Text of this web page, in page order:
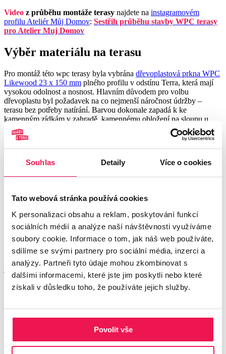
Souhlas Detaily Více o cookies
Tato webová stránka používá cookies
K personalizaci obsahu a reklam, poskytování funkcí
sociálních médií a analýze naší návštěvnosti využíváme
soubory cookie. Informace o tom, jak náš web používáte,
sdílíme se svými partnery pro sociální média, inzerci a
analýzy. Partneři tyto údaje mohou zkombinovat s
dalšími informacemi, které jste jim poskytli nebo které
získali v důsledku toho, že používáte jejich služby.
Povolit vše
Video z průběhu montáže terasy najdete na instagramovém
profilu Ateliér Můj Domov: Sestřih průběhu stavby WPC terasy
pro Atelier Muj Domov
Výběr materiálu na terasu
Pro montáž této wpc terasy byla vybrána dřevoplastová prkna WPC
Likewood 23 x 150 mm plného profilu v odstínu Terra, která mají
vysokou odolnost a nosnost. Hlavním důvodem pro volbu
dřevoplastu byl požadavek na co nejmenší náročnost údržby –
terasu bez potřeby natírání. Barvou dokonale zapadá k ke
kamenným zídkám v zahradě, kamennému obložení na sloupu u
domu i ratanovému nábytku, květináčům a košům, které si zákazník
plánoval na terasu umístit. Plný profil pak zajistitl i vysokou nosnost
Příprava podkladu – štěrkové lože
Plochu s podkladem pro budoucí terasu bylo tedy potřeba zvětšit a v
nové části upravit pro stavbu terasy. Zákazník si nechal připravit v
části, kde byl původně trávník, štěrkové lože, na které jsme pak
mohli novou dřevoplastovou terasu postavit. Ideálním podkladem
jsou 2 frakce štěrku alespoň 25 cm hluboké.
Podkladní konstrukce pro dřevoplastovou
terasu
Pro vytvoření podkladní konstrukce byl zvolenhranol z odolného